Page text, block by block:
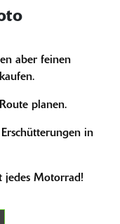
aber feinen
planen.
in
jedes Motorrad!